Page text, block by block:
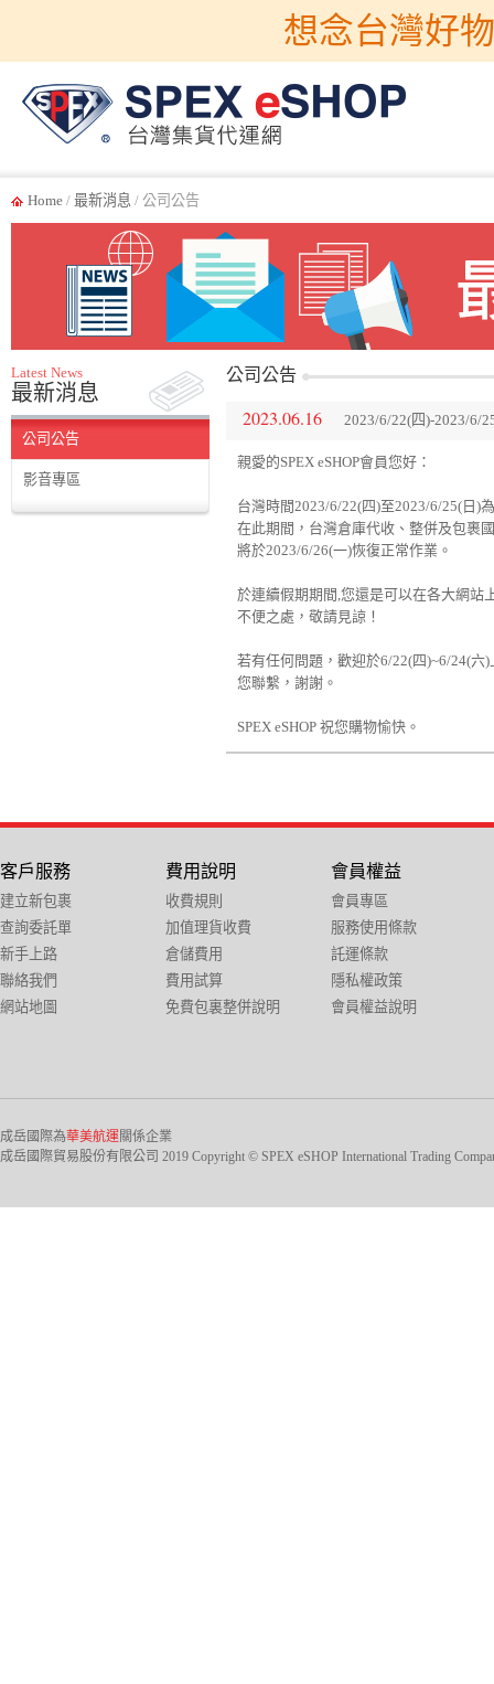
想念台灣好
Home / 最新消息 / 公司公告
Latest News
最新消息
公司公告
影音專區
公司公告
2023.06.16 2023/6/22(四)-2023/6/
親愛的SPEX eSHOP會員您好：
台灣時間2023/6/22(四)至2023/6/25(日)
在此期間，台灣倉庫代收、整併及包裹
將於2023/6/26(一)恢復正常作業。
於連續假期期間,您還是可以在各大網站
不便之處，敬請見諒！
若有任何問題，歡迎於6/22(四)~6/24(六
您聯繫，謝謝。
SPEX eSHOP 祝您購物愉快。
客戶服務
建立新包裹
查詢委託單
新手上路
聯絡我們
網站地圖
費用說明
收費規則
加值理貨收費
倉儲費用
費用試算
免費包裏整併說明
會員權益
會員專區
服務使用條款
託運條款
隱私權政策
會員權益說明
成岳國際為華美航運關係企業
成岳國際貿易股份有限公司 2019 Copyright © SPEX eSHOP International Trading